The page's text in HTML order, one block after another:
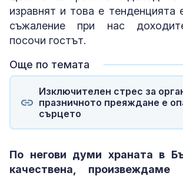
изравнят и това е тенденцията
съжаление при нас
посочи гостът.
Още по темата
Изключителен стрес за
празничното преяждане е
сърцето
По негови думи храната в
качествена,